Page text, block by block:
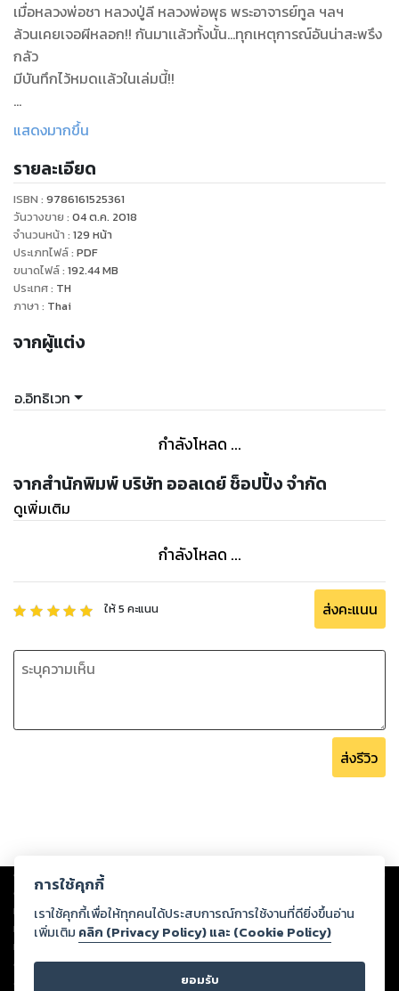
เมื่อหลวงพ่อชา หลวงปู่ลี หลวงพ่อพุธ พระอาจารย์ทูล ฯลฯ
ล้วนเคยเจอผีหลอก!! กันมาเเล้วทั้งนั้น...ทุกเหตุการณ์อันน่าสะพรึง
กลัว
มีบันทึกไว้หมดเเล้วในเล่มนี้!!
ดูหนังสือเรื่องอื่นๆ ของเรา ได้ที่
แสดงมากขึ้น
รายละเอียด
ISBN : 9786161525361
วันวางขาย : 04 ต.ค. 2018
จำนวนหน้า : 129 หน้า
ประเภทไฟล์: PDF
ขนาดไฟล์: 192.44MB
ประเทศ: TH
ภาษา : Thai
จากผู้แต่ง
อ.อิทธิเวท
กำลังโหลด ...
จากสำนักพิมพ์ บริษัท ออลเดย์ ช็อปปิ้ง จำกัด
ดูเพิ่มเติม
กำลังโหลด ...
ให้5 คะแนน ส่งคะแนน
ส่งรีวิว
Copyright © 2026
ต่อผลงานหรือเนื้อหาใดที่อัปโหลดผ่านเว็บไซต์และปรากฏว่าละเมิดสิทธิใน
ทรัพย์สินทางปัญญาของบุคคลอื่นหรือขัดต่อกฎหมายและศีลธรรม ดังนั้น ผู้อ่าน
ทุกท่านโปรดใช้วิจารณญาณในการกลั่นกรองด้วยตนเอง และหากท่านพบว่าส่วน
หนึ่งส่วนใดขัดต่อกฎหมายและศีลธรรม กรุณาแจ้งมายังบริษัท เพื่อทีมงานจะได้
ดำเนินการในทันที ทั้งนี้ ทางสตอรี่ล็อกขอสงวนลิขสิทธิ์ตามพระราชบัญญัติ
ลิขสิทธิ์ พ.ศ. 2537 (ฉบับล่าสุด)
การใช้คุกกี้
เราใช้คุกกี้เพื่อให้ทุกคนได้ประสบการณ์การใช้งานที่ดียิ่งขึ้นอ่าน
เพิ่มเติม คลิก (Privacy Policy) และ (Cookie Policy)
ยอมรับ